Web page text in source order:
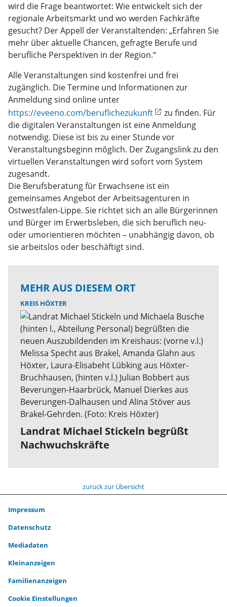
wird die Frage beantwortet: Wie entwickelt sich der
regionale Arbeitsmarkt und wo werden Fachkräfte
gesucht? Der Appell der Veranstaltenden: „Erfahren Sie
mehr über aktuelle Chancen, gefragte Berufe und
berufliche Perspektiven in der Region.“
Alle Veranstaltungen sind kostenfrei und frei
zugänglich. Die Termine und Informationen zur
Anmeldung sind online unter
https://eveeno.com/beruflichezukunft
zu finden. Für
die digitalen Veranstaltungen ist eine Anmeldung
notwendig. Diese ist bis zu einer Stunde vor
Veranstaltungsbeginn möglich. Der Zugangslink zu den
virtuellen Veranstaltungen wird sofort vom System
zugesandt.
Die Berufsberatung für Erwachsene ist ein
gemeinsames Angebot der Arbeitsagenturen in
Ostwestfalen-Lippe. Sie richtet sich an alle Bürgerinnen
und Bürger im Erwerbsleben, die sich beruflich neu-
oder umorientieren möchten – unabhängig davon, ob
sie arbeitslos oder beschäftigt sind.
MEHR AUS DIESEM ORT
KREIS HÖXTER
Landrat Michael Stickeln begrüßt
Nachwuchskräfte
zurück zur Übersicht
Impressum
Datenschutz
Mediadaten
Kleinanzeigen
Familienanzeigen
Cookie Einstellungen